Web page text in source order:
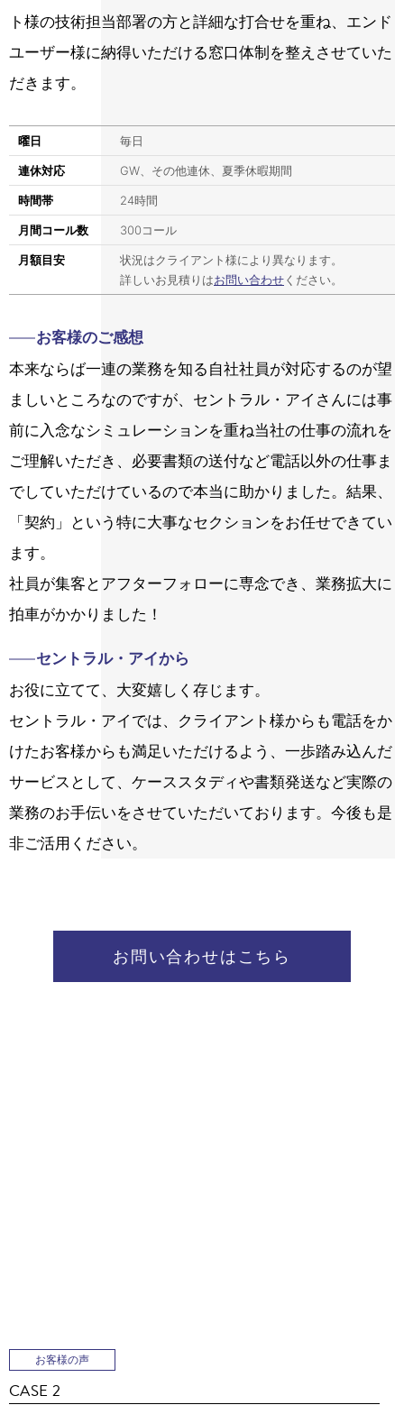
ト様の技術担当部署の方と詳細な打合せを重ね、エンド
ユーザー様に納得いただける窓口体制を整えさせていた
だきます。
曜日 毎日
連休対応 GW、その他連休、夏季休暇期間
時間帯 24時間
月間コール数 300コール
月額目安
状況はクライアント様により異なります。
詳しいお見積りはお問い合わせください。
お客様のご感想
本来ならば一連の業務を知る自社社員が対応するのが望
ましいところなのですが、セントラル・アイさんには事
前に入念なシミュレーションを重ね当社の仕事の流れを
ご理解いただき、必要書類の送付など電話以外の仕事ま
でしていただけているので本当に助かりました。結果、
「契約」という特に大事なセクションをお任せできてい
ます。
社員が集客とアフターフォローに専念でき、業務拡大に
拍車がかかりました！
セントラル・アイから
お役に立てて、大変嬉しく存じます。
セントラル・アイでは、クライアント様からも電話をか
けたお客様からも満足いただけるよう、一歩踏み込んだ
サービスとして、ケーススタディや書類発送など実際の
業務のお手伝いをさせていただいております。今後も是
非ご活用ください。
お問い合わせはこちら
お客様の声
CASE 2